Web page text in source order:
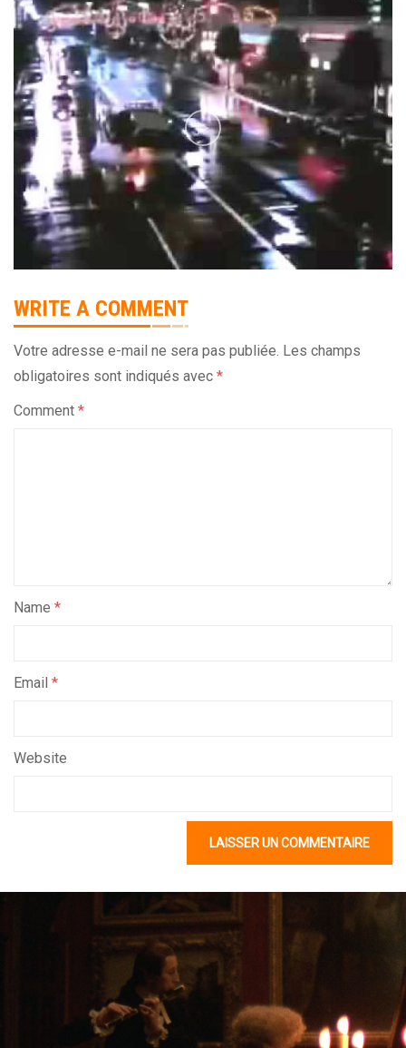
WRITE A COMMENT
Votre adresse e-mail ne sera pas publiée. Les champs
obligatoires sont indiqués avec *
Comment *
Name *
Email *
Website